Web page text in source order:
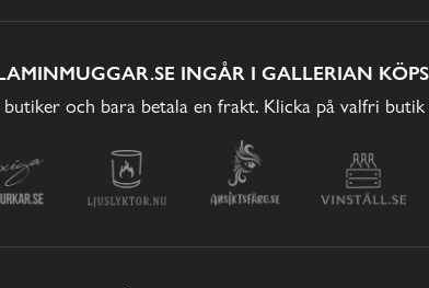
INGÅR I GALLERIAN
och bara betala en frakt. Klicka på valfri